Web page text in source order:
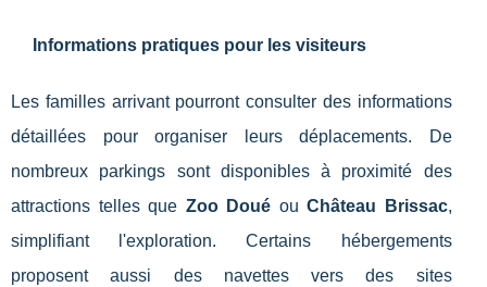
Informations pratiques pour les visiteurs
Les familles arrivant pourront consulter des informations
détaillées pour organiser leurs déplacements. De
nombreux parkings sont disponibles à proximité des
attractions telles que Zoo Doué ouChâteau Brissac,
simplifiant l'exploration. Certains hébergements
proposent aussi des navettes vers des sites